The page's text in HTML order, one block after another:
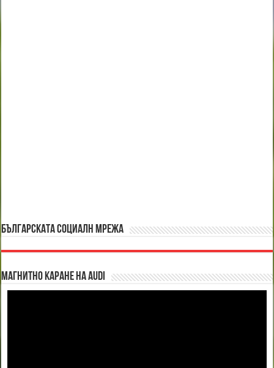
БЪЛГАРСКАТА СОЦИАЛН МРЕЖА
Магнитно каране на Audi